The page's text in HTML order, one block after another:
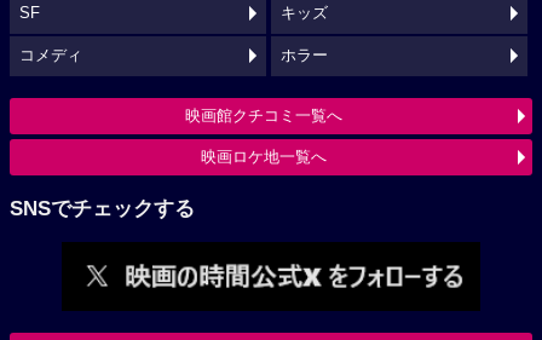
SF キッズ
コメディ ホラー
映画館クチコミ一覧へ
映画ロケ地一覧へ
SNSでチェックする